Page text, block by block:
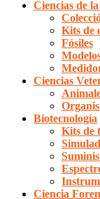
Ciencias de
Kits de
Fósiles
Ciencias
Biotecnología
Kits de
Ciencia